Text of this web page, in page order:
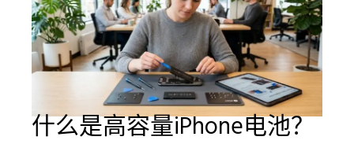
什么是高容量iPhone电池？